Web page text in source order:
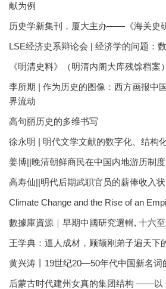
献为例
历史学新集刊，厦大主办——《海关史
LSE经济史系辩论会 | 经济学的问题：
《明清史料》（明清内阁大库残馀档案）
李所期 | 作为历史的图像：西方画报中
界流动
高句丽历史的多维书写
徐永明 | 明代文学文献的数字化、结构
姜博||晚清朝鲜商民在中国内地游历制
高寿仙||明代后期武职官员的薪俸收入
Climate Change and the Rise of an
數據庫資源｜早期中國研究選輯, 十六
王学典：逼人成材，顾颉刚弟子遍天下
黄兴涛丨19世纪20—50年代中国新名词
后蒙古时代建州女真的集团结构 ——以